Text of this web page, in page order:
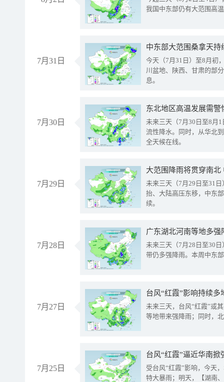
我国中东部仍有大范围高
7月31日
中东部大范围桑拿天
今天（7月31日）至8月初
川盆地、陕西、甘肃的部
息。
7月30日
东北地区高温发展需
未来三天（7月30日至8月
流性降水。同时，从华北
全天候在线。
7月29日
大范围降雨将贯穿南
未来三天（7月29日至31
抬、大陆高压东移，中东
续。
7月28日
广东湖北河南等地多
未来三天（7月28日至30
带仍多强降雨。本周中东
7月27日
台风“红霞”影响持续
未来三天，台风“红霞”或
等地带来强降雨；同时，
7月25日
台风“红霞”逼近华南
受台风“红霞”影响，今天
特大暴雨；明天，【湖南